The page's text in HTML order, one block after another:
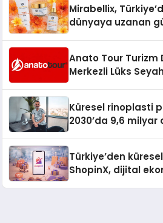
Mirabellix,
dünyaya uzanan
Anato Tour Turizm
Merkezli Lüks
Küresel rinoplasti
2030’da 9,6 milyar
Türkiye’den
ShopinX, dijital